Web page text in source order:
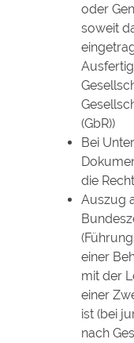
oder
soweit
(GbR))
Bei
die
Auszug
einer
mit der
einer
ist (bei
nach